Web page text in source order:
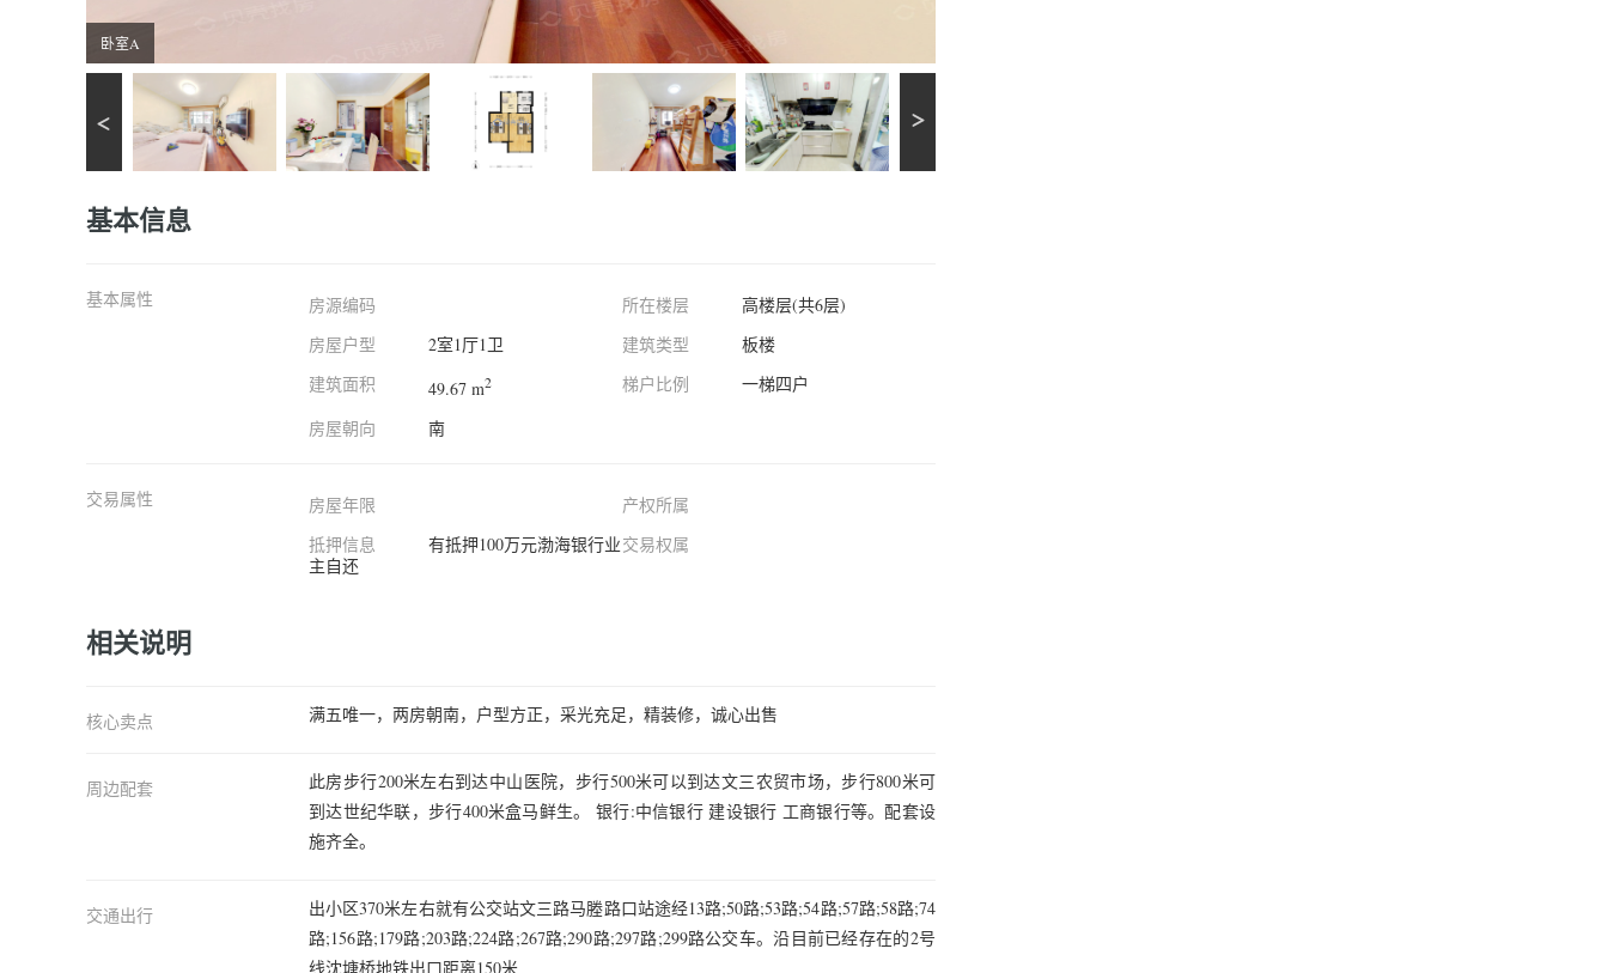
卧室A
基本信息
基本属性
房源编码
房屋户型
2室1厅1卫
建筑面积
49.67 m2
房屋朝向 南
所在楼层
高楼层(共6层)
建筑类型
板楼
梯户比例
一梯四户
交易属性
房屋年限
抵押信息
有抵押100万元渤海银行业
主自还
产权所属
交易权属
相关说明
核心卖点 满五唯一，两房朝南，户型方正，采光充足，精装修，诚心出售
周边配套
此房步行200米左右到达中山医院，步行500米可以到达文三农贸市场，步行800米可
到达世纪华联，步行400米盒马鲜生。 银行:中信银行 建设银行 工商银行等。配套设
施齐全。
交通出行
出小区370米左右就有公交站文三路马塍路口站途经13路;50路;53路;54路;57路;58路;74
路;156路;179路;203路;224路;267路;290路;297路;299路公交车。沿目前已经存在的2号
线沈塘桥地铁出口距离150米